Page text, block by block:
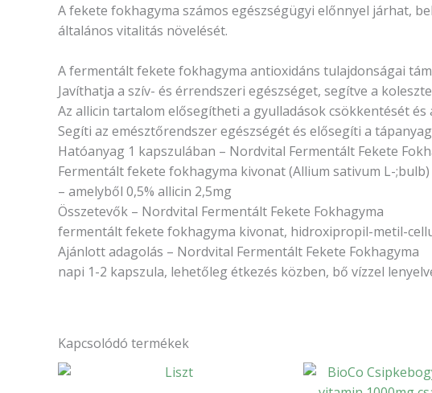
A fekete fokhagyma számos egészségügyi előnnyel járhat,
általános vitalitás növelését.
A fermentált fekete fokhagyma antioxidáns tulajdonságai
Javíthatja a szív- és érrendszeri egészséget, segítve a
Az allicin tartalom elősegítheti a gyulladások csökkentését
Segíti az emésztőrendszer egészségét és elősegíti a
Hatóanyag 1 kapszulában – Nordvital Fermentált Fekete
Fermentált fekete fokhagyma kivonat (Allium sativum L-
– amelyből 0,5% allicin 2,5mg
Összetevők – Nordvital Fermentált Fekete Fokhagyma
fermentált fekete fokhagyma kivonat, hidroxipropil-metil-
Ajánlott adagolás – Nordvital Fermentált Fekete Fokhagyma
napi 1-2 kapszula, lehetőleg étkezés közben, bő vízzel
Kapcsolódó termékek